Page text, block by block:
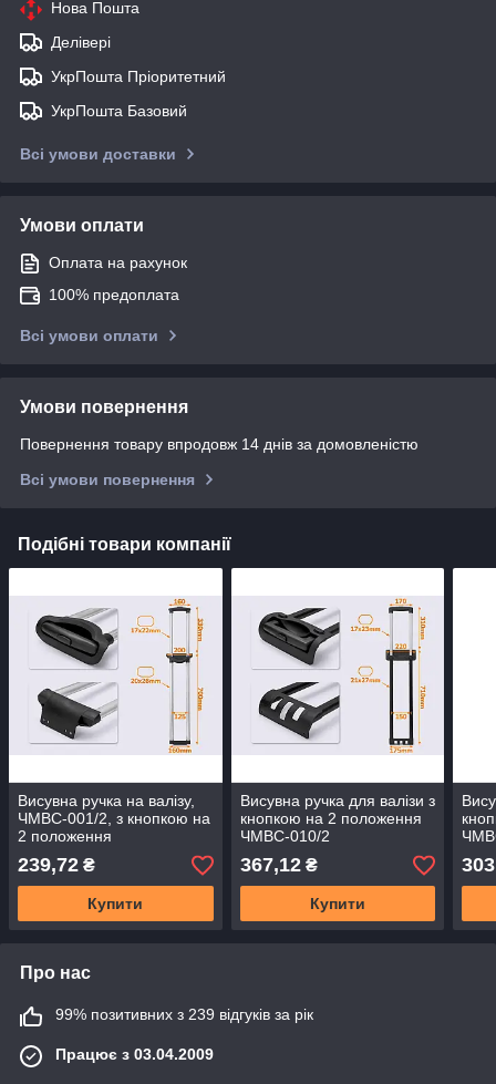
Нова Пошта
Делівері
УкрПошта Пріоритетний
УкрПошта Базовий
Всі умови доставки
Умови оплати
Оплата на рахунок
100% предоплата
Всі умови оплати
Умови повернення
Повернення товару впродовж 14 днів за домовленістю
Всі умови повернення
Подібні товари компанії
Висувна ручка на валізу,
ЧМВС-001/2, з кнопкою на
2 положення
239,72 ₴
Купити
Висувна ручка для валізи з
кнопкою на 2 положення
ЧМВС-010/2
367,12₴
Купити
Про нас
99% позитивних з 239 відгуків за рік
Працює з 03.04.2009